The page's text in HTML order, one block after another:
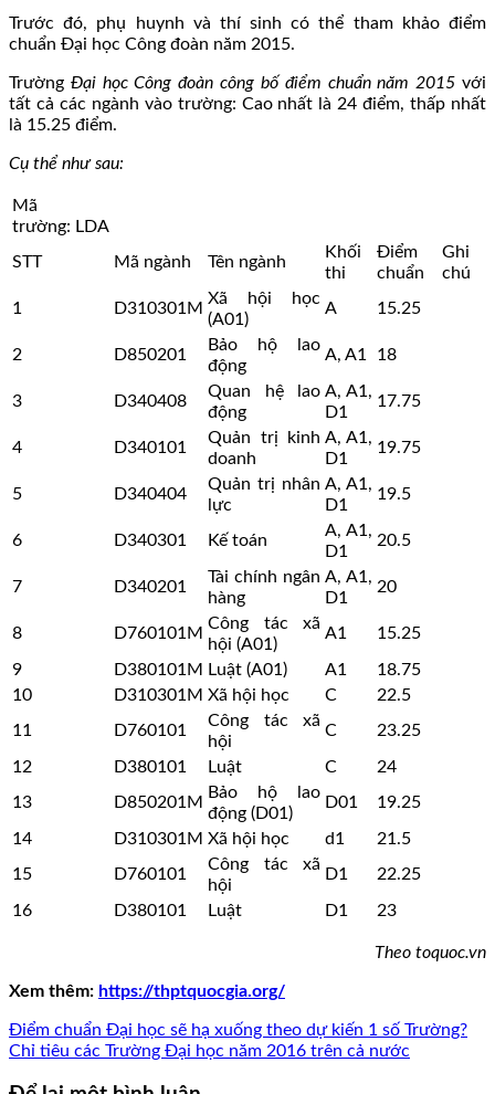
Trước đó, phụ huynh và thí sinh có thể tham khảo điểm
chuẩn Đại học Công đoàn năm 2015.
Trường Đại học Công đoàn công bố điểm chuẩn năm 2015 với
tất cả các ngành vào trường: Cao nhất là 24 điểm, thấp nhất
là 15.25 điểm.
Cụ thể như sau:
Mã
trường: LDA
STT
Mã ngành Tên ngành
Khối
thi
Điểm
chuẩn
Ghi
chú
1
D310301M
Xã hội học
(A01)
A 15.25
2 D850201
Bảo hộ lao
động
A, A1 18
3 D340408
Quan hệ lao
động
A, A1,
D1
17.75
4 D340101
Quản trị kinh
doanh
A, A1,
D1
19.75
5 D340404
Quản trị nhân
lực
A, A1,
D1
19.5
6 D340301 Kế toán
A, A1,
D1
20.5
7 D340201
Tài chính ngân
hàng
A, A1,
D1
20
8 D760101M
Công tác xã
hội (A01)
A1 15.25
9 D380101M Luật (A01) A1
18.75
10
D310301M Xã hội học C
22.5
11
D760101
Công tác xã
hội
C 23.25
12 D380101 Luật C
24
13
D850201M
Bảo hộ lao
động (D01)
D01 19.25
14 D310301M Xã hội học d1
21.5
15
D760101
Công tác xã
hội
D1 22.25
16 D380101 Luật D1 23
Theo toquoc.vn
Xem thêm: https://thptquocgia.org/
Điểm chuẩn Đại học sẽ hạ xuống theo dự kiến 1 số Trường?
Chỉ tiêu các Trường Đại học năm 2016 trên cả nước